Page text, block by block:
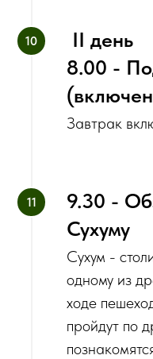
‌ II день
8.00 -
Завтрак
9.30 -
Сухуму
Сухум -
одному из
ходе
пройдут по